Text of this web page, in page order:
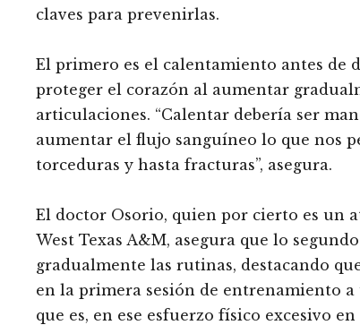
claves para prevenirlas.
El primero es el calentamiento antes de
proteger el corazón al aumentar
articulaciones. “Calentar debería ser
aumentar el flujo sanguíneo lo que nos
torceduras y hasta fracturas”, asegura.
El doctor Osorio, quien por cierto es un
West Texas A&M, asegura que lo
gradualmente las rutinas, destacando
en la primera sesión de entrenamiento
que es, en ese esfuerzo físico excesivo